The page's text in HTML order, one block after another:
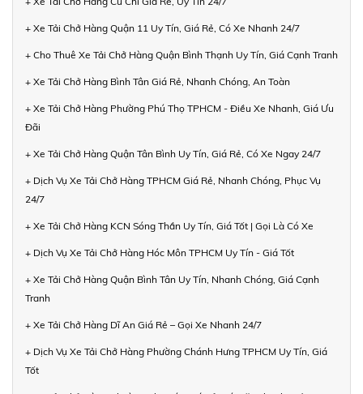
+ Xe Tải Chở Hàng Quận 11 Uy Tín, Giá Rẻ, Có Xe Nhanh 24/7
+ Cho Thuê Xe Tải Chở Hàng Quận Bình Thạnh Uy Tín, Giá Cạnh Tranh
+ Xe Tải Chở Hàng Bình Tân Giá Rẻ, Nhanh Chóng, An Toàn
+ Xe Tải Chở Hàng Phường Phú Thọ TPHCM - Điều Xe Nhanh, Giá Ưu
Đãi
+ Xe Tải Chở Hàng Quận Tân Bình Uy Tín, Giá Rẻ, Có Xe Ngay 24/7
+ Dịch Vụ Xe Tải Chở Hàng TPHCM Giá Rẻ, Nhanh Chóng, Phục Vụ
24/7
+ Xe Tải Chở Hàng KCN Sóng Thần Uy Tín, Giá Tốt | Gọi Là Có Xe
+ Dịch Vụ Xe Tải Chở Hàng Hóc Môn TPHCM Uy Tín - Giá Tốt
+ Xe Tải Chở Hàng Quận Bình Tân Uy Tín, Nhanh Chóng, Giá Cạnh
Tranh
+ Xe Tải Chở Hàng Dĩ An Giá Rẻ – Gọi Xe Nhanh 24/7
+ Dịch Vụ Xe Tải Chở Hàng Phường Chánh Hưng TPHCM Uy Tín, Giá
Tốt